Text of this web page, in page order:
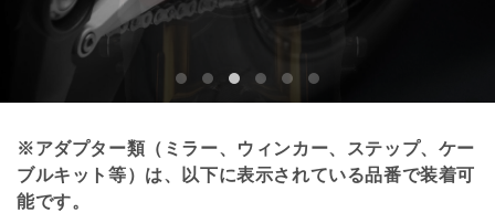
※アダプター類（ミラー、ウィンカー、ステップ、ケー
ブルキット等）は、以下に表示されている品番で装着可
能です。